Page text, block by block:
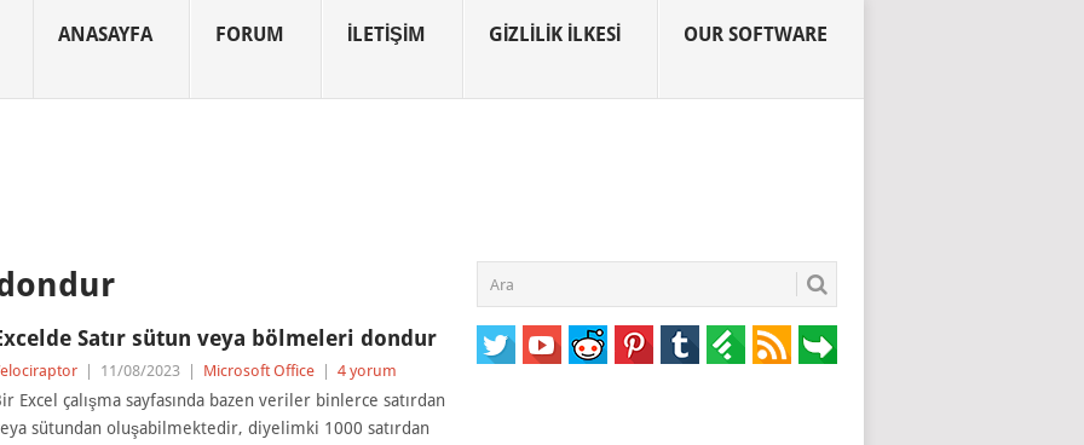
ANASAYFA FORUM İLETIŞIM GIZLILIK İLKESI OUR SOFTWARE
Satır sütun veya bölmeleri dondur
11/08/2023 Microsoft Office 4 yorum
Excel çalışma sayfasında bazen veriler binlerce satırdan
sütundan oluşabilmektedir, diyelimki 1000 satırdan